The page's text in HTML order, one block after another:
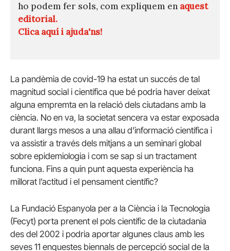
ho podem fer sols, com expliquem en aquest
editorial.
Clica aquí i ajuda'ns!
La pandèmia de covid-19 ha estat un succés de tal
magnitud social i científica que bé podria haver deixat
alguna empremta en la relació dels ciutadans amb la
ciència. No en va, la societat sencera va estar exposada
durant llargs mesos a una allau d’informació científica i
va assistir a través dels mitjans a un seminari global
sobre epidemiologia i com se sap si un tractament
funciona. Fins a quin punt aquesta experiència ha
millorat l’actitud i el pensament científic?
La Fundació Espanyola per a la Ciència i la Tecnologia
(Fecyt) porta prenent el pols científic de la ciutadania
des del 2002 i podria aportar algunes claus amb les
seves 11 enquestes biennals de percepció social de la